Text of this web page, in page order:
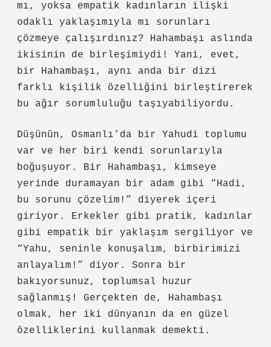
mı, yoksa empatik kadınların ilişki
odaklı yaklaşımıyla mı sorunları
çözmeye çalışırdınız? Hahambaşı aslında
ikisinin de birleşimiydi! Yani, evet,
bir Hahambaşı, aynı anda bir dizi
farklı kişilik özelliğini birleştirerek
bu ağır sorumluluğu taşıyabiliyordu.
Düşünün, Osmanlı’da bir Yahudi toplumu
var ve her biri kendi sorunlarıyla
boğuşuyor. Bir Hahambaşı, kimseye
yerinde duramayan bir adam gibi “Hadi,
bu sorunu çözelim!” diyerek içeri
giriyor. Erkekler gibi pratik, kadınlar
gibi empatik bir yaklaşım sergiliyor ve
“Yahu, seninle konuşalım, birbirimizi
anlayalım!” diyor. Sonra bir
bakıyorsunuz, toplumsal huzur
sağlanmış! Gerçekten de, Hahambaşı
olmak, her iki dünyanın da en güzel
özelliklerini kullanmak demekti.